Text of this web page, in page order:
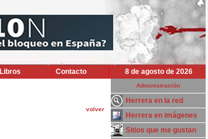
8 de agosto de 2026
volver
Administración
Herrera en la red
Herrera en imágenes
Sitios que me gustan
Libros Contacto